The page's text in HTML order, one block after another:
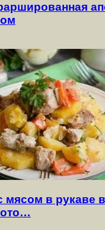
мясом в рукаве